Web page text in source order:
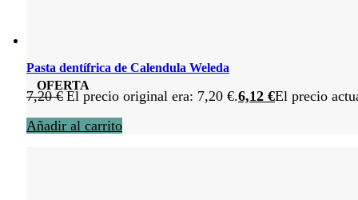
OFERTA
Pasta dentífrica de Calendula Weleda
7,20€ El precio original era: 7,20 €.6,12 €El precio
Añadir al carrito